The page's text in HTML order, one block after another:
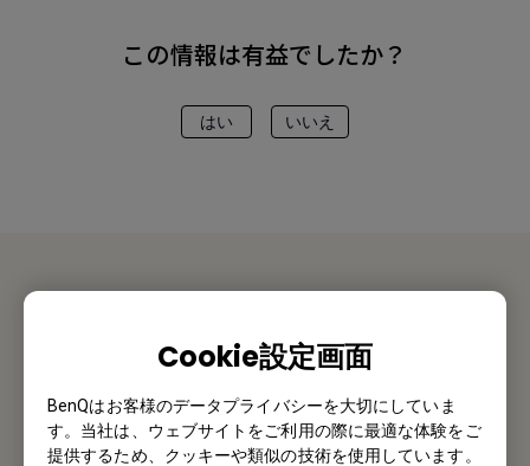
Cookie設定画面
BenQはお客様のデータプライバシーを大切にしていま
す。当社は、ウェブサイトをご利用の際に最適な体験をご
提供するため、クッキーや類似の技術を使用しています。
この情報は有益でしたか？
はい いいえ
私たちがお手伝いさせていただきます。
お問い合わせ